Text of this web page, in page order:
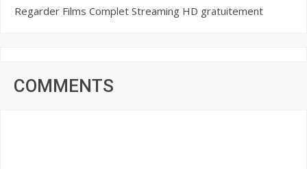
Regarder Films Complet Streaming HD gratuitement
COMMENTS